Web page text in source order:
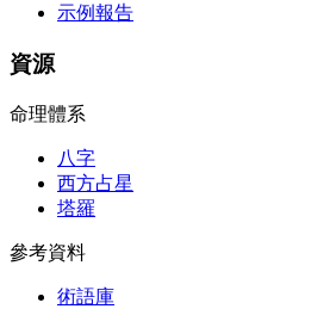
示例報告
資源
命理體系
八字
西方占星
塔羅
參考資料
術語庫